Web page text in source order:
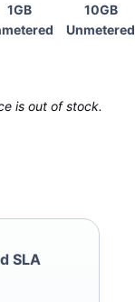
1GB
10GB
Unmetered
is out of stock.
SLA